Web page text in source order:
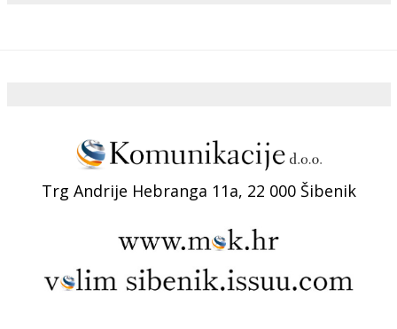
Trg Andrije Hebranga 11a, 22 000 Šibenik